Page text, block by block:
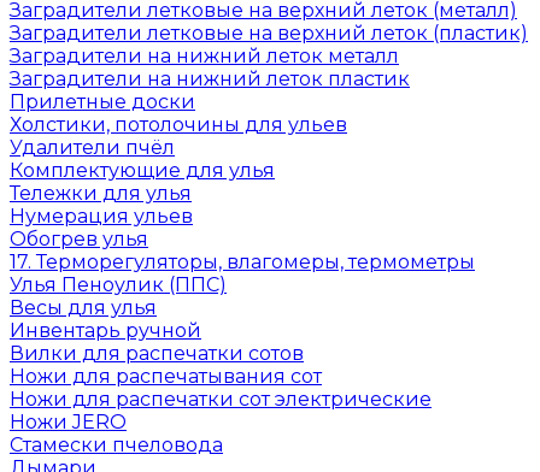
Заградители летковые на верхний леток (металл)
Заградители летковые на верхний леток (пластик)
Заградители на нижний леток металл
Заградители на нижний леток пластик
Прилетные доски
Холстики, потолочины для ульев
Удалители пчёл
Комплектующие для улья
Тележки для улья
Нумерация ульев
Обогрев улья
17. Терморегуляторы, влагомеры, термометры
Улья Пеноулик (ППС)
Весы для улья
Инвентарь ручной
Вилки для распечатки сотов
Ножи для распечатывания сот
Ножи для распечатки сот электрические
Ножи JERO
Стамески пчеловода